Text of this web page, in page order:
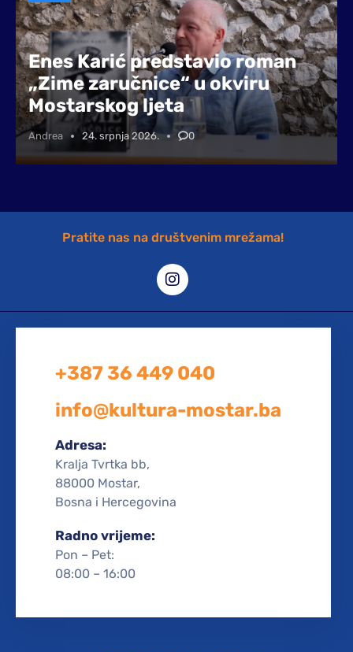
Enes Karić predstavio roman
„Zime zaručnice“ u okviru
Mostarskog ljeta
Andrea 24. srpnja 2026. 0
Pratite nas na društvenim mrežama!
+387 36 449 040
info@kultura-mostar.ba
Adresa:
Kralja Tvrtka bb,
88000 Mostar,
Bosna i Hercegovina
Radno vrijeme:
Pon – Pet:
08:00 – 16:00